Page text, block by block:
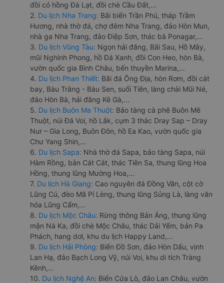
đồi cỏ hồng Đà Lạt, đồi chè Cầu Đất,...
2. Du lịch Nha Trang: Bãi biển Trần Phú, tháp Trầm
Hương, nhà thờ đá, chợ đêm Nha Trang, đảo Hòn Mun,
nhà ga Nha Trang, đảo Điệp Sơn, thác bà Ponagar,...
3. Du lịch Vũng Tàu: Ngọn hải đăng, Bãi Sau, Hồ Mây,
mũi Nghinh Phong, hồ Đá Xanh, đồi Con Heo, hòn Bà,
vườn quốc gia Bình Châu, bến thuyền Marina,...
4. Du lịch Phan Thiết: Bãi đá Ông Địa, hòn Rơm, đồi cát
bay, Bàu Trắng - Bàu Sen, suối Tiên, làng chài Mũi Né,
đảo Hòn Bà, hải đăng Kê Gà,...
5. Du lịch Buôn Ma Thuột: Bảo tàng cà phê Buôn Mê
Thuột, núi Đá Voi, hồ Lắk, cụm 3 thác Dray Sap – Dray
Nur – Gia Long, Buôn Đôn, hồ Ea Kao, vườn quốc gia
Chư Yang Shin,...
6. Du lịch Sapa: Nhà thờ đá Sapa, bảo tàng Sapa, núi
Hàm Rồng, bản Cát Cát, thác Tiên Sa, thung lũng Hoa
Hồng, thung lũng Mường Hoa,...
7. Du lịch Hà Giang: Cao nguyên đá Đồng Văn, cột cờ
Lũng Cú, đèo Mã Pí Lèng, thung lũng Sủng Là, làng văn
hóa Lũng Cẩm,...
8. Du lịch Mộc Châu: Rừng thông Bản Áng, thung lũng
mận Nà Ka, đồi chè Mộc Châu, thác Dải Yếm, bản Pa
Phách, hang dơi, khu du lịch Happy Land,...
9. Du lịch Hải Phòng: Biển Đồ Sơn, đảo Hòn Dấu, vịnh
Lan Hạ, đảo Bạch Long Vỹ, núi Voi, khu di tích Tràng
Kênh,...
10. Du lịch Nghệ An: Biển Cửa Lò, đảo Lan Châu, vườn